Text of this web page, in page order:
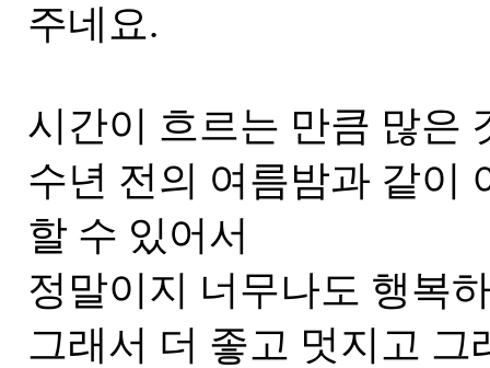
주네요.
시간이 흐르는 만큼 많은
수년 전의 여름밤과 같이
할 수 있어서
정말이지 너무나도 행복
그래서 더 좋고 멋지고 그